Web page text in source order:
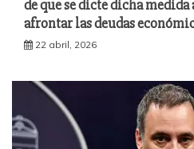
de que se dicte dicha medida
afrontar las deudas
22 abril, 2026